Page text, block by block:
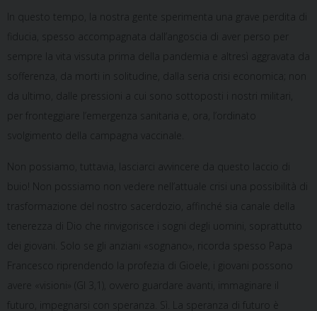
In questo tempo, la nostra gente sperimenta una grave perdita di
fiducia, spesso accompagnata dall’angoscia di aver perso per
sempre la vita vissuta prima della pandemia e altresì aggravata da
sofferenza, da morti in solitudine, dalla seria crisi economica; non
da ultimo, dalle pressioni a cui sono sottoposti i nostri militari,
per fronteggiare l’emergenza sanitaria e, ora, l’ordinato
svolgimento della campagna vaccinale.
Non possiamo, tuttavia, lasciarci avvincere da questo laccio di
buio! Non possiamo non vedere nell’attuale crisi una possibilità di
trasformazione del nostro sacerdozio, affinché sia canale della
tenerezza di Dio che rinvigorisce i sogni degli uomini, soprattutto
dei giovani. Solo se gli anziani «sognano», ricorda spesso Papa
Francesco riprendendo la profezia di Gioele, i giovani possono
avere «visioni» (Gl 3,1), ovvero guardare avanti, immaginare il
futuro, impegnarsi con speranza. Sì. La speranza di futuro è